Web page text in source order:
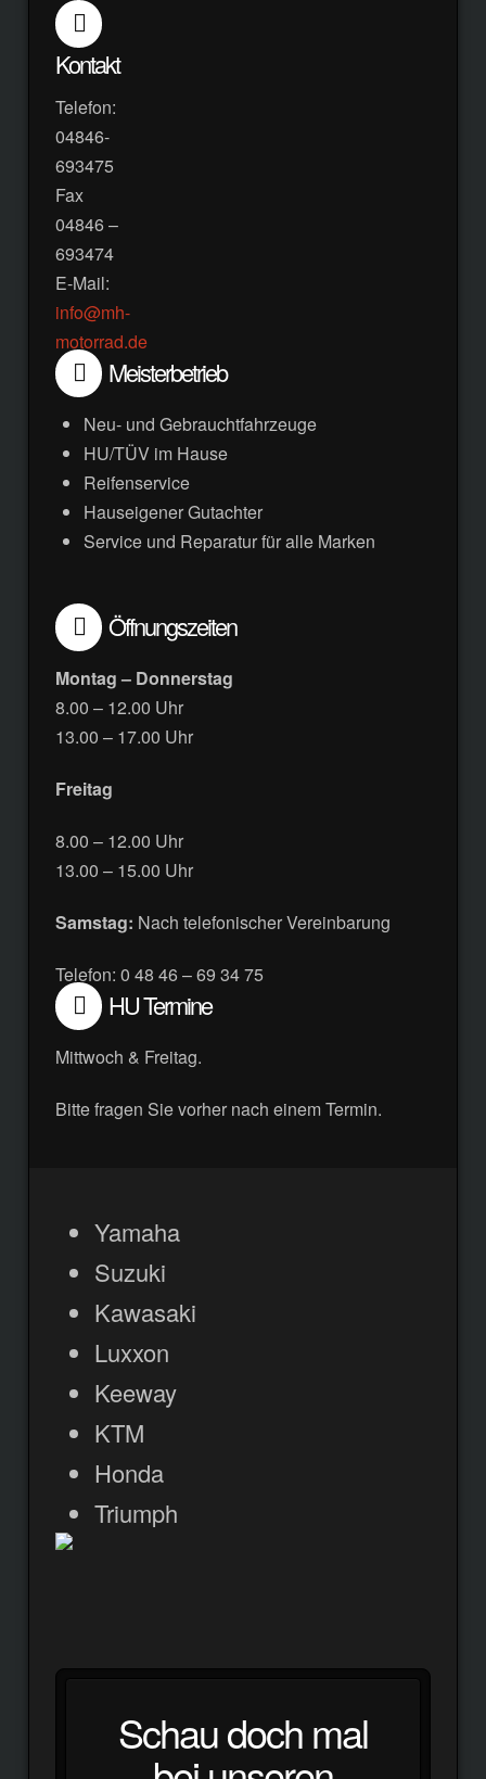
Kontakt
Telefon:
04846-
693475
Fax
04846 –
693474
E-Mail:
info@mh-
motorrad.de
Meisterbetrieb
Neu- und Gebrauchtfahrzeuge
HU/TÜV im Hause
Reifenservice
Hauseigener Gutachter
Service und Reparatur für alle Marken
Öffnungszeiten
Montag – Donnerstag
8.00 – 12.00 Uhr
13.00 – 17.00 Uhr
Freitag
8.00 – 12.00 Uhr
13.00 – 15.00 Uhr
Samstag: Nach telefonischer Vereinbarung
Telefon: 0 48 46 – 69 34 75
HU Termine
Mittwoch & Freitag.
Bitte fragen Sie vorher nach einem Termin.
Yamaha
Suzuki
Kawasaki
Luxxon
Keeway
KTM
Honda
Triumph
Schau doch mal